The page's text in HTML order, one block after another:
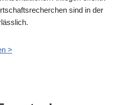
sind in der
>